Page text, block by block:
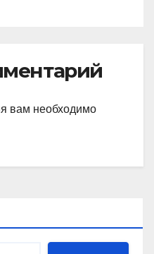
вам необходимо